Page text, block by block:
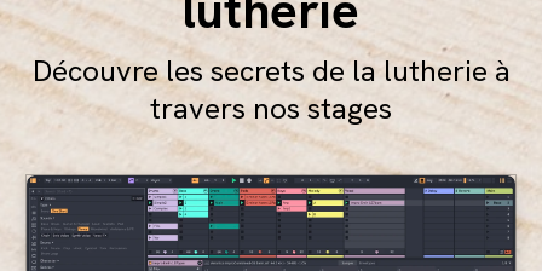
Découvre les secrets de la lutherie à
travers nos stages